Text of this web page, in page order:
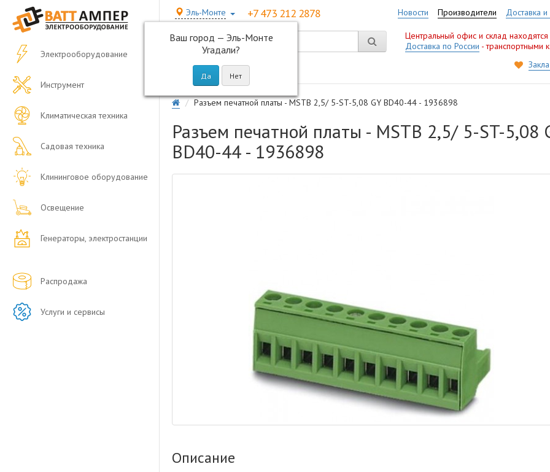
Эль-Монте
Ваш город — Эль-Монте
Угадали?
+7 473 212 2878 Доставка и
Производители
Новости
Центральный офис и склад
Доставка по России - транспортными
Электрооборудование
Инструмент
Климатическая техника
Садовая техника
Клининговое оборудование
Освещение
Генераторы, электростанции
Распродажа
Услуги и сервисы
Разъем печатной платы - MSTB 2,5/ 5-ST-5,08 GY BD40-44 - 1936898
Разъем печатной платы - MSTB 2,5/ 5-ST-5,08
BD40-44 - 1936898
Описание